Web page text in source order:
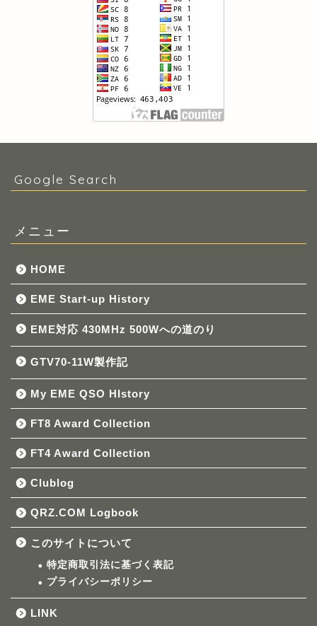
Google Search
メニュー
HOME
EME Start-up History
EME対応 430MHz 500Wへの道のり
GTV70-11W製作記
My EME QSO HIstory
FT8 Award Collection
FT4 Award Collection
Clublog
QRZ.COM Logbook
このサイトについて
特定商取引法に基づく表記
プライバシーポリシー
LINK